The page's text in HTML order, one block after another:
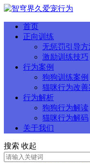
首页
正向训练
无惩罚引导方
激励训练技巧
行为案例
狗狗训练案例
猫咪行为改善
行为解析
狗狗行为解读
猫咪行为解码
关于我们
搜索 收起